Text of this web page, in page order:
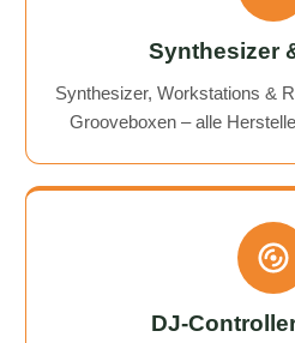
Synthesizer
Synthesizer, Workstations &
Grooveboxen – alle
DJ-